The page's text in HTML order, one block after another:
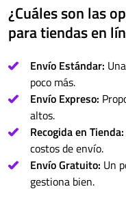
¿Cuáles son las
para tiendas en
Envío Estándar:
poco más.
Envío Expreso:
altos.
Recogida en Tienda:
costos de envío.
Envío Gratuito: Un
gestiona bien.